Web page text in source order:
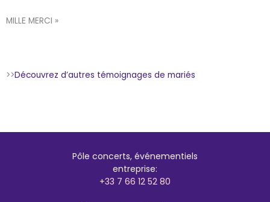
MILLE MERCI »
>>Découvrez d’autres témoignages de mariés
Pôle concerts, événementiels
entreprise:
+33 7 66 12 52 80